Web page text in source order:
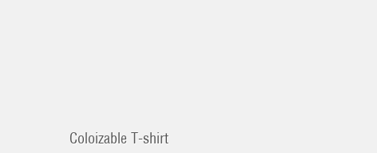
Coloizable T-shirt